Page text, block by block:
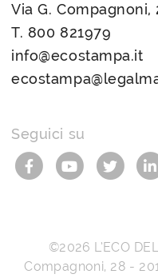
Via G. Compagnoni,
T. 800 821979
info@ecostampa.it
Seguici su
©2026 L’ECO
Compagnoni, 28 -